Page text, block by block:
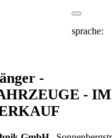
sprache:
-
-